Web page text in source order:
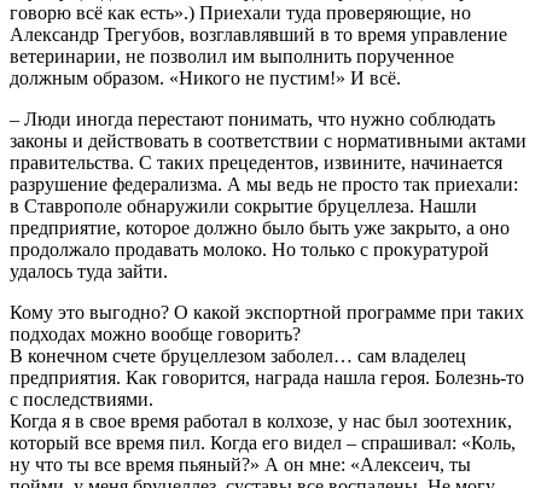
говорю всё как есть».) Приехали туда проверяющие, но
Александр Трегубов, возглавлявший в то время управление
ветеринарии, не позволил им выполнить порученное
должным образом. «Никого не пустим!» И всё.
– Люди иногда перестают понимать, что нужно соблюдать
законы и действовать в соответствии с нормативными актами
правительства. С таких прецедентов, извините, начинается
разрушение федерализма. А мы ведь не просто так приехали:
в Ставрополе обнаружили сокрытие бруцеллеза. Нашли
предприятие, которое должно было быть уже закрыто, а оно
продолжало продавать молоко. Но только с прокуратурой
удалось туда зайти.
Кому это выгодно? О какой экспортной программе при таких
подходах можно вообще говорить?
В конечном счете бруцеллезом заболел… сам владелец
предприятия. Как говорится, награда нашла героя. Болезнь-то
с последствиями.
Когда я в свое время работал в колхозе, у нас был зоотехник,
который все время пил. Когда его видел – спрашивал: «Коль,
ну что ты все время пьяный?» А он мне: «Алексеич, ты